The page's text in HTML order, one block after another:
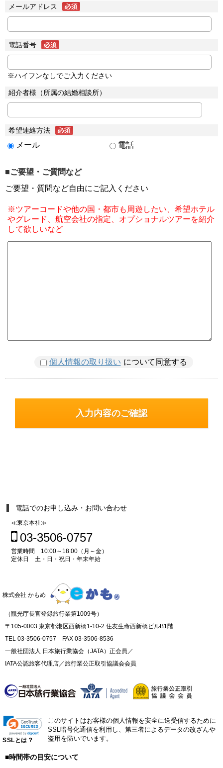
メールアドレス
電話番号
※ハイフンなしでご入力ください
紹介者様（所属の結婚相談所）
希望連絡方法
メール 電話
■ご要望・ご質問など
ご要望・質問など自由にご記入ください
※ツアーコードや他の国・都市も周遊したい、希望ホテル
やグレード、航空会社の指定、オプショナルツアーを紹介
して欲しいなど
個人情報の取り扱い について同意する
電話でのお申し込み・お問い合わせ
≪東京本社≫
03-3506-0757
営業時間 10:00～18:00（月～金）
定休日 土・日・祝日・年末年始
株式会社 かもめ
（観光庁長官登録旅行業第1009号）
〒105-0003 東京都港区西新橋1-10-2 住友生命西新橋ビルB1階
TEL 03-3506-0757 FAX 03-3506-8536
一般社団法人 日本旅行業協会（JATA）正会員／
IATA公認旅客代理店／旅行業公正取引協議会会員
SSLとは？
このサイトはお客様の個人情報を安全に送受信するために
SSL暗号化通信を利用し、第三者によるデータの改ざんや
盗用を防いでいます。
■時間帯の目安について